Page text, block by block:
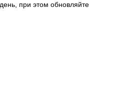
при этом обновляйте